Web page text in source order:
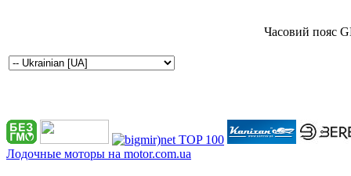
Часовий пояс
Лодочные моторы на motor.com.ua